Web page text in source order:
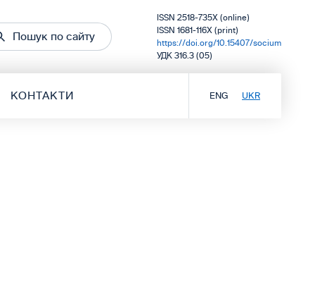
Пошук по сайту
ISSN 2518-735X (online)
ISSN 1681-116X (print)
https://doi.org/10.15407/socium
УДК 316.3 (05)
КОНТАКТИ ENG UKR